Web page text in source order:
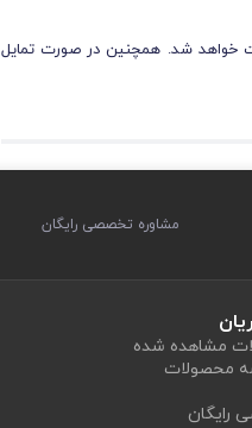
خواهد شد. همچنین در صورت تمایل
مشاوره تخصصی رایگان
مشاهده شده
محصولات
رایگان